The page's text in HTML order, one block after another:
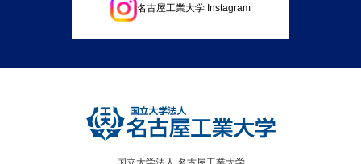
名古屋工業大学 Instagram